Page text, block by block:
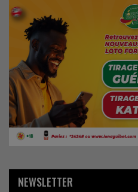
NEWSLETTER